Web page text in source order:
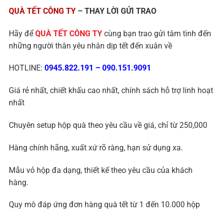
QUÀ TẾT CÔNG TY – THAY LỜI GỬI TRAO
Hãy đểQUÀ TẾT CÔNG TY cùng bạn trao gửi tâm tình đến
những người thân yêu nhân dịp tết đến xuân về
HOTLINE: 0945.822.191 – 090.151.9091
Giá rẻ nhất, chiết khấu cao nhất, chính sách hỗ trợ linh hoạt
nhất
Chuyên setup hộp quà theo yêu cầu về giá, chỉ từ 250,000
Hàng chính hãng, xuất xứ rõ ràng, hạn sử dụng xa.
Mẫu vỏ hộp đa dạng, thiết kế theo yêu cầu của khách
hàng.
Quy mô đáp ứng đơn hàng quà tết từ 1 đến 10.000 hộp